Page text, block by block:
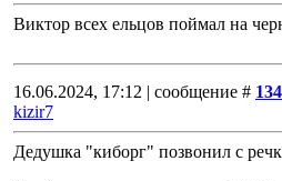
Виктор всех ельцов поймал на
16.06.2024, 17:12 | сообщение #
kizir7
Дедушка "киборг" позвонил с